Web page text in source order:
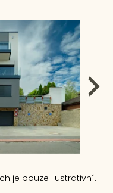
je pouze ilustrativní.